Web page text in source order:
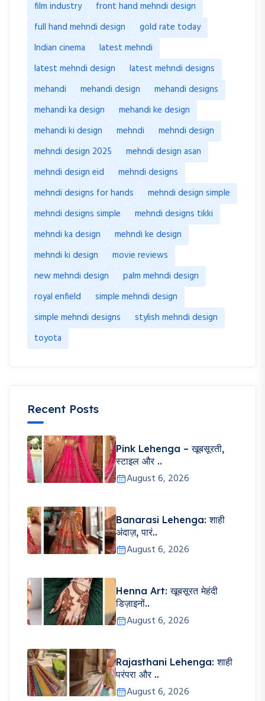
film industry
front hand mehndi design
full hand mehndi design
gold rate today
Indian cinema
latest mehndi
latest mehndi design
latest mehndi designs
mehandi
mehandi design
mehandi designs
mehandi ka design
mehandi ke design
mehandi ki design
mehndi
mehndi design
mehndi design 2025
mehndi design asan
mehndi design eid
mehndi designs
mehndi designs for hands
mehndi design simple
mehndi designs simple
mehndi designs tikki
mehndi ka design
mehndi ke design
mehndi ki design
movie reviews
new mehndi design
palm mehndi design
royal enfield
simple mehndi design
simple mehndi designs
stylish mehndi design
toyota
Recent Posts
Pink Lehenga – खूबसूरती,
स्टाइल और ..
August 6, 2026
Banarasi Lehenga: शाही
अंदाज़, पारं..
August 6, 2026
Henna Art: खूबसूरत मेहंदी
डिज़ाइनों..
August 6, 2026
Rajasthani Lehenga: शाही
परंपरा और ..
August 6, 2026